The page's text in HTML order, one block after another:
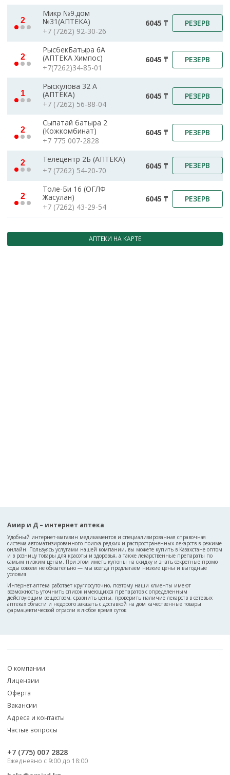
2
Микр №9.дом
№31(АПТЕКА)
+7 (7262) 92-30-26
6045 ₸ РЕЗЕРВ
2
РысбекБатыра 6А
(АПТЕКА Химпос)
+7(7262)34-85-01
6045 ₸ РЕЗЕРВ
1
Рыскулова 32 А
(АПТЕКА)
+7 (7262) 56-88-04
6045 ₸ РЕЗЕРВ
2
Сыпатай батыра 2
(Кожкомбинат)
+7 775 007-2828
6045 ₸ РЕЗЕРВ
2
Телецентр 2Б (АПТЕКА)
+7 (7262) 54-20-70
6045 ₸ РЕЗЕРВ
2
Толе-Би 16 (ОГЛФ
Жасулан)
+7 (7262) 43-29-54
6045 ₸ РЕЗЕРВ
АПТЕКИ НА КАРТЕ
Амир и Д – интернет аптека
Удобный интернет-магазин медикаментов и специализированная справочная
система автоматизированного поиска редких и распространенных лекарств в режиме
онлайн. Пользуясь услугами нашей компании, вы можете купить в Казахстане оптом
и в розницу товары для красоты и здоровья, а также лекарственные препараты по
самым низким ценам. При этом иметь купоны на скидку и знать секретные промо
коды совсем не обязательно — мы всегда предлагаем низкие цены и выгодные
условия
Интернет-аптека работает круглосуточно, поэтому наши клиенты имеют
возможность уточнить список имеющихся препаратов с определенным
действующим веществом, сравнить цены, проверить наличие лекарств в сетевых
аптеках области и недорого заказать с доставкой на дом качественные товары
фармацевтической отрасли в любое время суток
О компании
Лицензии
Оферта
Вакансии
Адреса и контакты
Частые вопросы
‎+7 (775) 007 2828
Ежедневно с 9:00 до 18:00